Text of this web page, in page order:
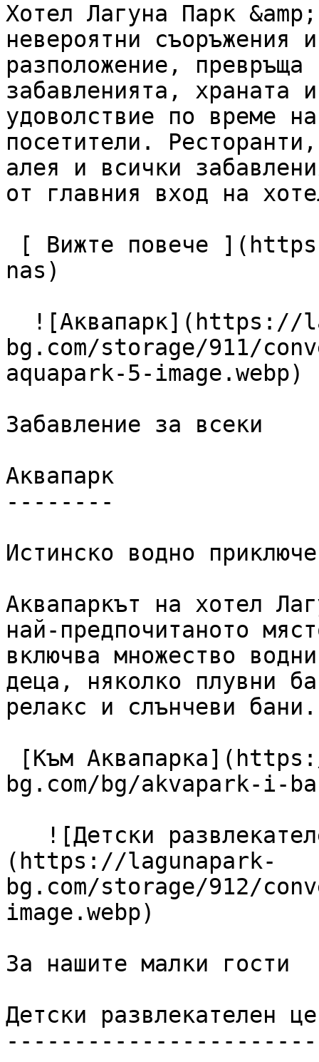
Хотел Лагуна Парк
невероятни съоръжения
разположение,
забавленията, храната
удоволствие по време
посетители.
алея и всички
от главния вход на
nas)
bg.com/storage/911/
aquapark-5-image.webp)
Забавление за всеки
Аквапарк
--------
Истинско водно
Аквапаркът на хотел
най-предпочитаното
включва множество
деца, няколко плувни
релакс и слънчеви бани.
bg.com/bg/akvapark-i-
(https://lagunapark-
bg.com/storage/912/
image.webp)
За нашите малки гости
Детски развлекателен